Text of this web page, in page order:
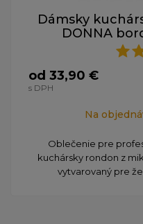
Dámsky
DONNA
od 33,90 €
s DPH
Na
Oblečenie pre
kuchársky rondon z
vytvarovaný pre